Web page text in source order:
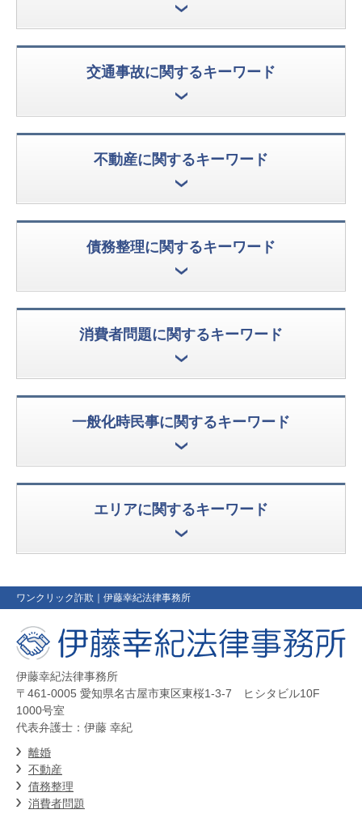
交通事故に関するキーワード
不動産に関するキーワード
債務整理に関するキーワード
消費者問題に関するキーワード
一般化時民事に関するキーワード
エリアに関するキーワード
ワンクリック詐欺 ｜伊藤幸紀法律事務所
伊藤幸紀法律事務所
〒461-0005 愛知県名古屋市東区東桜1-3-7 ヒシタビル10F
1000号室
代表弁護士：伊藤 幸紀
離婚
不動産
債務整理
消費者問題